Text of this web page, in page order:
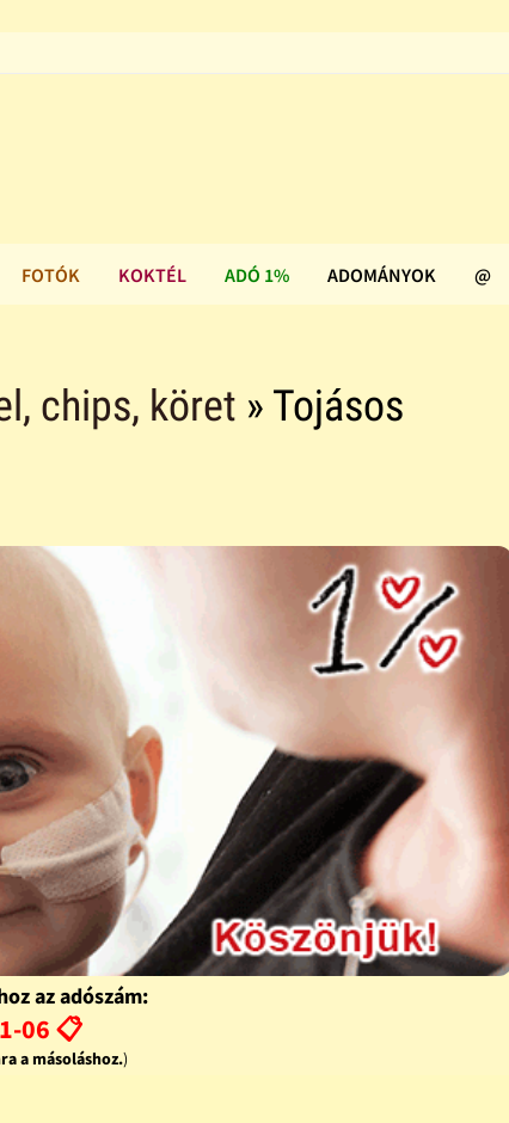
FOTÓK KOKTÉL ADÓ 1% ADOMÁNYOK @
chips, köret » Tojásos
az adószám:
06 📋
a másoláshoz.)